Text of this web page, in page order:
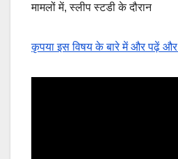
मामलों में, स्लीप स्टडी के दौरान
कृपया इस विषय के बारे में और पढ़ें और